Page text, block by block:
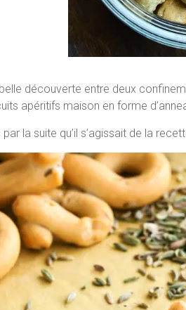
belle découverte entre deux
apéritifs maison en forme
par la suite qu’il s’agissait de la